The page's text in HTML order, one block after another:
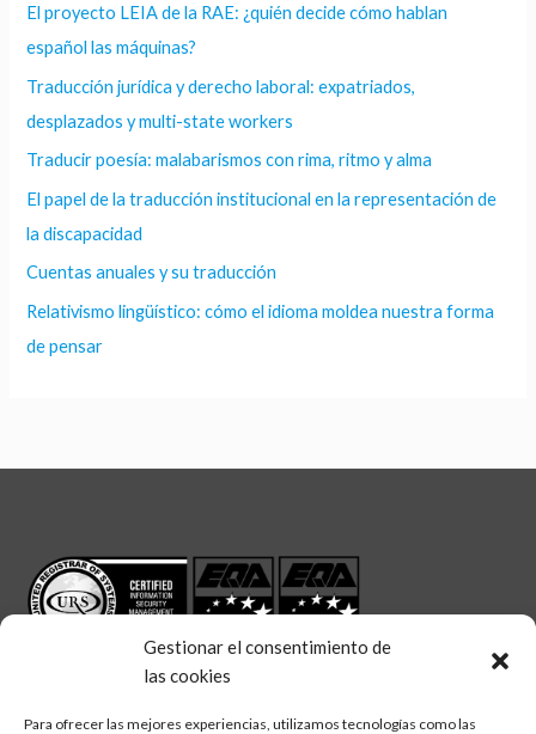
Gestionar el consentimiento de
las cookies
Para ofrecer las mejores experiencias, utilizamos tecnologías como las
El proyecto LEIA de la RAE: ¿quién decide cómo hablan
español las máquinas?
Traducción jurídica y derecho laboral: expatriados,
desplazados y multi-state workers
Traducir poesía: malabarismos con rima, ritmo y alma
El papel de la traducción institucional en la representación de
la discapacidad
Cuentas anuales y su traducción
Relativismo lingüístico: cómo el idioma moldea nuestra forma
de pensar